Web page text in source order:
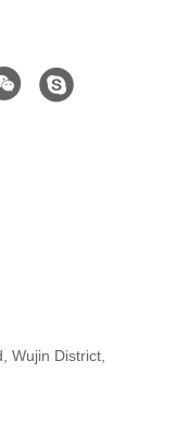
Wujin District,